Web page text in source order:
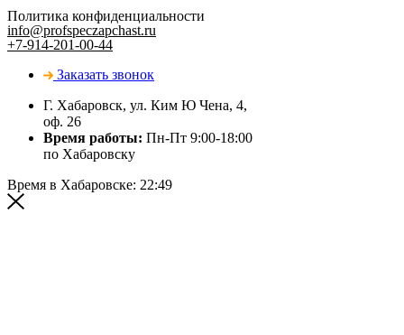
Политика конфиденциальности
info@profspeczapchast.ru
+7-914-201-00-44
Заказать звонок
Г. Хабаровск, ул. Ким Ю Чена, 4,
оф. 26
Время работы: Пн-Пт 9:00-18:00
по Хабаровску
Время в Хабаровске: 22:49